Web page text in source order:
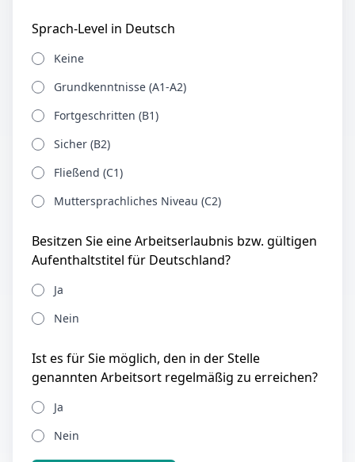
Sprach-Level in Deutsch
Keine
Grundkenntnisse (A1-A2)
Fortgeschritten (B1)
Sicher (B2)
Fließend (C1)
Muttersprachliches Niveau (C2)
Besitzen Sie eine Arbeitserlaubnis bzw. gültigen
Aufenthaltstitel für Deutschland?
Ja
Nein
Ist es für Sie möglich, den in der Stelle
genannten Arbeitsort regelmäßig zu erreichen?
Ja
Nein